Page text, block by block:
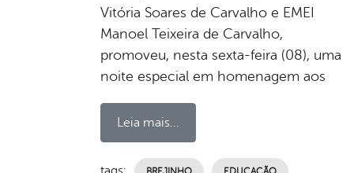
Vitória Soares de Carvalho e EMEI
Manoel Teixeira de Carvalho,
promoveu, nesta sexta-feira (08), uma
noite especial em homenagem aos
Leia mais...